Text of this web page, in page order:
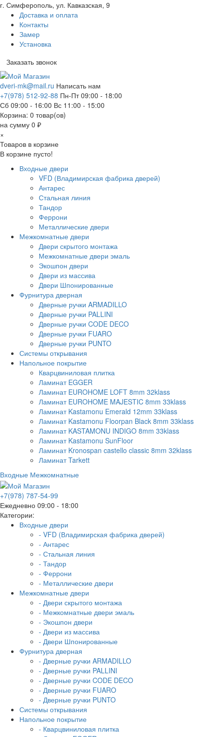
г. Симферополь, ул. Кавказская, 9
Доставка и оплата
Контакты
Замер
Установка
Заказать звонок
dveri-mk@mail.ru Написать нам
+7(978) 512-92-88 Пн-Пт 09:00 - 18:00
Сб 09:00 - 16:00 Вс 11:00 - 15:00
Корзина: 0 товар(ов)
на сумму 0 ₽
×
Товаров в корзине
В корзине пусто!
Входные двери
VFD (Владимирская фабрика дверей)
Антарес
Стальная линия
Тандор
Феррони
Металлические двери
Межкомнатные двери
Двери скрытого монтажа
Межкомнатные двери эмаль
Экошпон двери
Двери из массива
Двери Шпонированные
Фурнитура дверная
Дверные ручки ARMADILLO
Дверные ручки PALLINI
Дверные ручки CODE DECO
Дверные ручки FUARO
Дверные ручки PUNTO
Системы открывания
Напольное покрытие
Кварцвиниловая плитка
Ламинат EGGER
Ламинат EUROHOME LOFT 8mm 32klass
Ламинат EUROHOME MAJESTIC 8mm 33klass
Ламинат Kastamonu Emerald 12mm 33klass
Ламинат Kastamonu Floorpan Black 8mm 33klass
Ламинат KASTAMONU INDIGO 8mm 33klass
Ламинат Kastamonu SunFloor
Ламинат Kronospan castello classic 8mm 32klass
Ламинат Tarkett
Входные Межкомнатные
+7(978) 787-54-99
Ежедневно 09:00 - 18:00
Категории:
Входные двери
- VFD (Владимирская фабрика дверей)
- Антарес
- Стальная линия
- Тандор
- Феррони
- Металлические двери
Межкомнатные двери
- Двери скрытого монтажа
- Межкомнатные двери эмаль
- Экошпон двери
- Двери из массива
- Двери Шпонированные
Фурнитура дверная
- Дверные ручки ARMADILLO
- Дверные ручки PALLINI
- Дверные ручки CODE DECO
- Дверные ручки FUARO
- Дверные ручки PUNTO
Системы открывания
Напольное покрытие
- Кварцвиниловая плитка